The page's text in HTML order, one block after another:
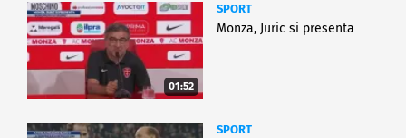
01:52
SPORT
Monza, Juric si presenta
SPORT